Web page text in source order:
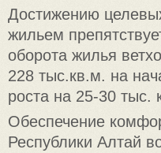
Достижению
жильем
оборота жилья
228 тыс.кв.м. на
роста на 25-30 тыс.
Обеспечение
Республики Алтай